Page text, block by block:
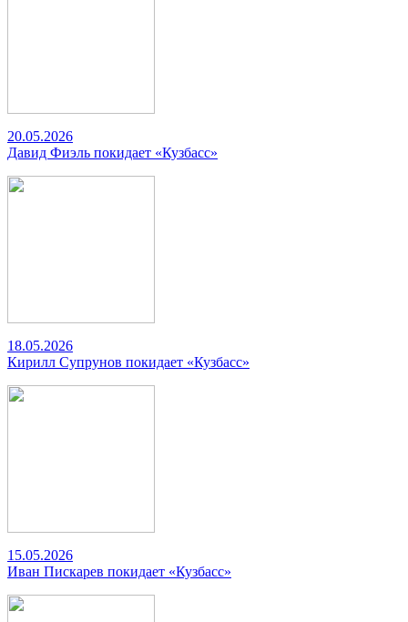
20.05.2026
Давид Фиэль покидает «Кузбасс»
18.05.2026
Кирилл Супрунов покидает «Кузбасс»
15.05.2026
Иван Пискарев покидает «Кузбасс»